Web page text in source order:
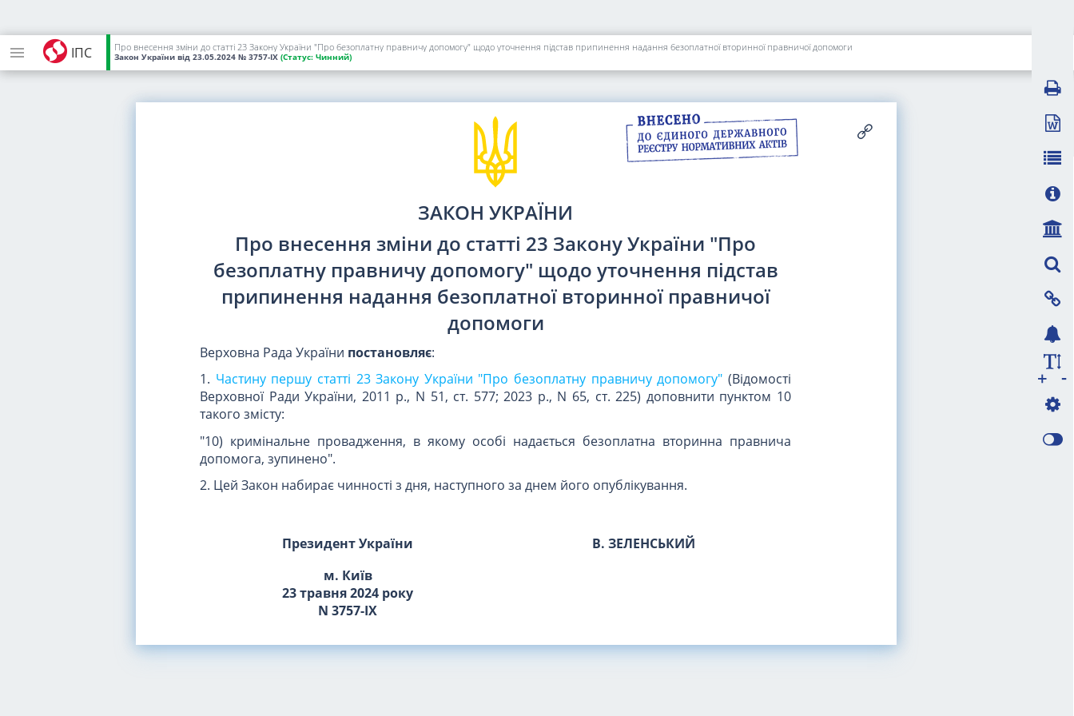
ІПС Про внесення зміни до статті 23 Закону України "Про безоплатну правничу допомогу" щодо уточнення підстав припинення надання безоплатної вторинної правничої допомоги
Закон України від 23.05.2024 № 3757-IX (Статус: Чинний)
ЗАКОН УКРАЇНИ
Про внесення зміни до статті 23 Закону України "Про
безоплатну правничу допомогу" щодо уточнення підстав
припинення надання безоплатної вторинної правничої
допомоги
Верховна Рада України постановляє:
1. Частину першу статті 23 Закону України "Про безоплатну правничу допомогу" (Відомості
Верховної Ради України, 2011 р., N 51, ст. 577; 2023 р., N 65, ст. 225) доповнити пунктом 10
такого змісту:
"10) кримінальне провадження, в якому особі надається безоплатна вторинна правнича
допомога, зупинено".
2. Цей Закон набирає чинності з дня, наступного за днем його опублікування.
Президент України
В. ЗЕЛЕНСЬКИЙ
м. Київ
23 травня 2024 року
N 3757-IX
-
+